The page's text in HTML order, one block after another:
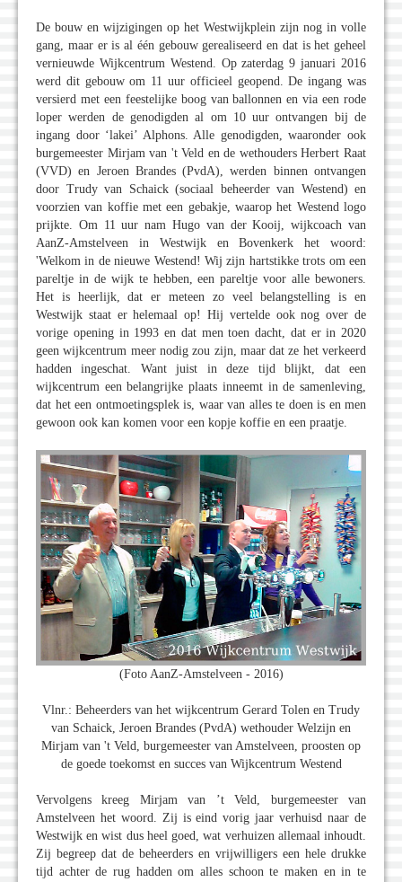
De bouw en wijzigingen op het Westwijkplein zijn nog in volle
gang, maar er is al één gebouw gerealiseerd en dat is het geheel
vernieuwde Wijkcentrum Westend. Op zaterdag 9 januari 2016
werd dit gebouw om 11 uur officieel geopend. De ingang was
versierd met een feestelijke boog van ballonnen en via een rode
loper werden de genodigden al om 10 uur ontvangen bij de
ingang door ‘lakei’ Alphons. Alle genodigden, waaronder ook
burgemeester Mirjam van 't Veld en de wethouders Herbert Raat
(VVD) en Jeroen Brandes (PvdA), werden binnen ontvangen
door Trudy van Schaick (sociaal beheerder van Westend) en
voorzien van koffie met een gebakje, waarop het Westend logo
prijkte. Om 11 uur nam Hugo van der Kooij, wijkcoach van
AanZ-Amstelveen in Westwijk en Bovenkerk het woord:
'Welkom in de nieuwe Westend! Wij zijn hartstikke trots om een
pareltje in de wijk te hebben, een pareltje voor alle bewoners.
Het is heerlijk, dat er meteen zo veel belangstelling is en
Westwijk staat er helemaal op! Hij vertelde ook nog over de
vorige opening in 1993 en dat men toen dacht, dat er in 2020
geen wijkcentrum meer nodig zou zijn, maar dat ze het verkeerd
hadden ingeschat. Want juist in deze tijd blijkt, dat een
wijkcentrum een belangrijke plaats inneemt in de samenleving,
dat het een ontmoetingsplek is, waar van alles te doen is en men
gewoon ook kan komen voor een kopje koffie en een praatje.
(Foto AanZ-Amstelveen - 2016)
Vlnr.: Beheerders van het wijkcentrum Gerard Tolen en Trudy
van Schaick, Jeroen Brandes (PvdA) wethouder Welzijn en
Mirjam van 't Veld, burgemeester van Amstelveen, proosten op
de goede toekomst en succes van Wijkcentrum Westend
Vervolgens kreeg Mirjam van ’t Veld, burgemeester van
Amstelveen het woord. Zij is eind vorig jaar verhuisd naar de
Westwijk en wist dus heel goed, wat verhuizen allemaal inhoudt.
Zij begreep dat de beheerders en vrijwilligers een hele drukke
tijd achter de rug hadden om alles schoon te maken en in te